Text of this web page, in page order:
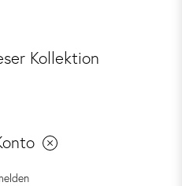
Kollektion